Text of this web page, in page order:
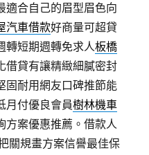
適合自己的眉型眉色向
汽車借款好商量可超貸
轉短期週轉免求人板橋
借貸有讓精緻細膩密封
固耐用網友口碑推節能
月付優良會員樹林機車
方案優惠推薦。借款人
關規畫方案信譽最佳保